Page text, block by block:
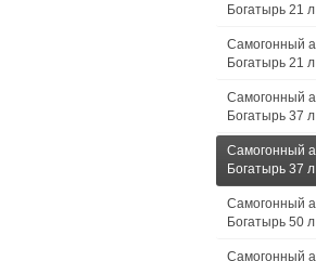
Богатырь 21 л
Самогонный
Богатырь 21 л
Самогонный
Богатырь 37 л
Самогонный
Богатырь 37 л
Самогонный
Богатырь 50 л
Самогонный